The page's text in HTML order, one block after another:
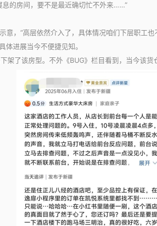
息的房间，要不是最近确切忙不外来……”
“高层依然介入了，具体情况咱们下层职工
进展当今不便捷见知。
了该房型。不外《BUG》栏目看到，当今该货